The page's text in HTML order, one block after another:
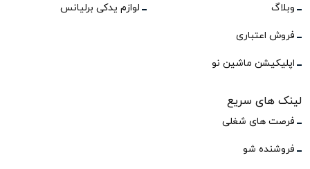
وبلاگ
فروش اعتباری
اپلیکیشن ماشین نو
لوازم یدکی برلیانس
لینک های سریع
فرصت های شغلی
فروشنده شو